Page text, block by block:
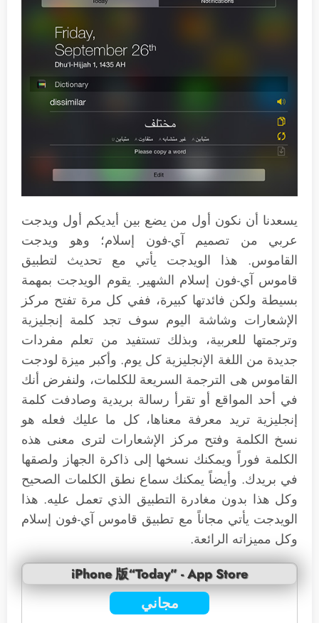
يسعدنا أن نكون أول من يضع بين أيديكم أول ويدجت
عربي من تصميم آي-فون إسلام؛ وهو ويدجت
القاموس. هذا الويدجت يأتي مع تحديث لتطبيق
قاموس آي-فون إسلام الشهير. يقوم الويدجت بمهمة
بسيطة ولكن فائدتها كبيرة، ففي كل مرة تفتح مركز
الإشعارات وشاشة اليوم سوف تجد كلمة إنجليزية
وترجمتها للعربية، وبذلك تستفيد من تعلم مفردات
جديدة من اللغة الإنجليزية كل يوم. وأكبر ميزة لودجت
القاموس هى الترجمة السريعة للكلمات، ولنفرض أنك
في أحد المواقع أو تقرأ رسالة بريدية وصادفت كلمة
إنجليزية تريد معرفة معناها، كل ما عليك فعله هو
نسخ الكلمة وفتح مركز الإشعارات لترى معنى هذه
الكلمة فوراً ويمكنك نسخها إلى ذاكرة الجهاز ولصقها
في بريدك. وأيضاً يمكنك سماع نطق الكلمات الصحيح
وكل هذا بدون مغادرة التطبيق الذي تعمل عليه. هذا
الويدجت يأتي مجاناً مع تطبيق قاموس آي-فون إسلام
وكل مميزاته الرائعة.
iPhone 版“Today” - App Store
مجاني